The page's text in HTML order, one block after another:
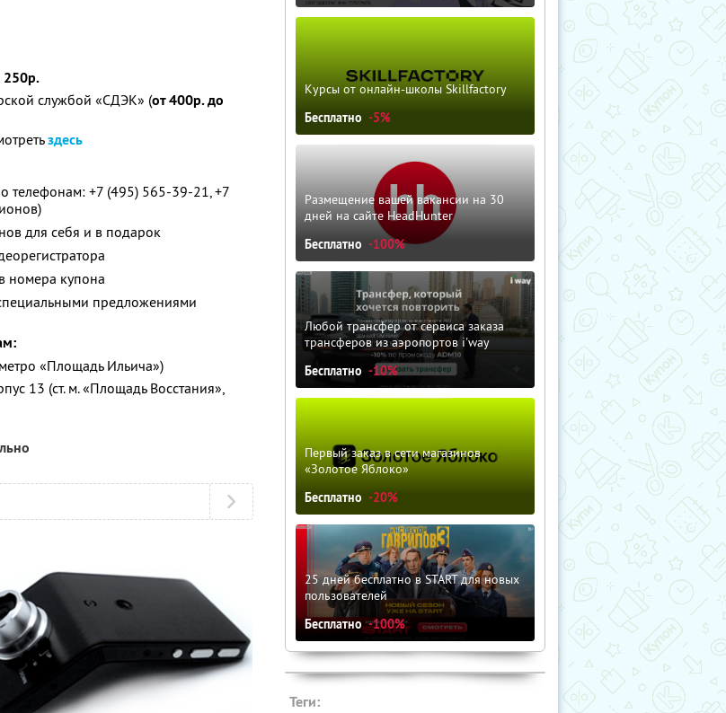
250р.
службой «СДЭК» (от 400р. до
здесь
телефонам: +7 (495) 565-39-21, +7
для себя и в подарок
номера купона
предложениями
«Площадь Ильича»)
13 (ст. м. «Площадь Восстания»,
Курсы от онлайн-школы Skillfactory
Бесплатно -5%
Размещение вашей вакансии на 30
дней на сайте HeadHunter
Бесплатно -100%
Любой трансфер от сервиса заказа
трансферов из аэропортов i'way
Бесплатно -10%
Первый заказ в сети магазинов
«Золотое Яблоко»
Бесплатно -20%
25 дней бесплатно в START для новых
пользователей
Бесплатно -100%
Теги: